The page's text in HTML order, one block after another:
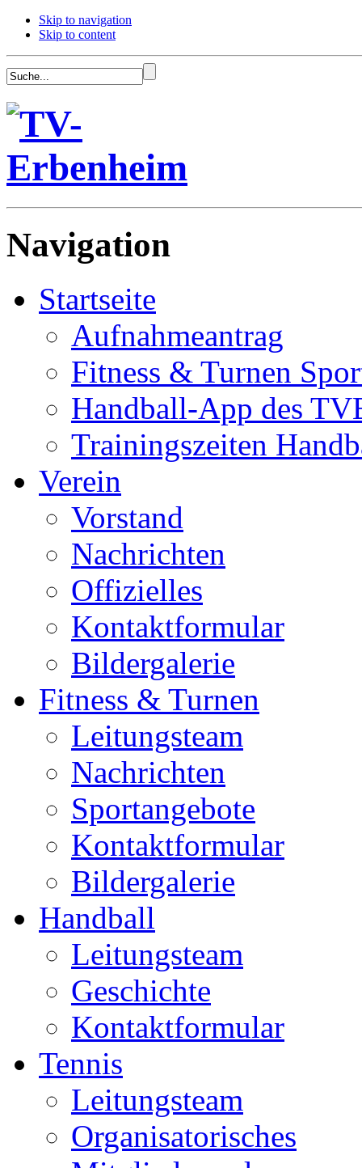
Skip to navigation
Skip to content
Navigation
Startseite
Aufnahmeantrag
Fitness & Turnen
Handball-App des
Trainingszeiten
Verein
Vorstand
Nachrichten
Offizielles
Kontaktformular
Bildergalerie
Fitness & Turnen
Leitungsteam
Nachrichten
Sportangebote
Kontaktformular
Bildergalerie
Handball
Leitungsteam
Geschichte
Kontaktformular
Tennis
Leitungsteam
Organisatorisches